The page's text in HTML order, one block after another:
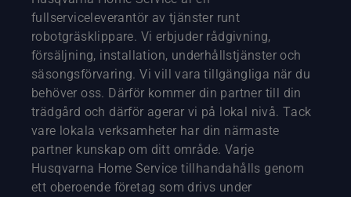
fullserviceleverantör av tjänster runt
robotgräsklippare. Vi erbjuder rådgivning,
försäljning, installation, underhållstjänster och
säsongsförvaring. Vi vill vara tillgängliga när du
behöver oss. Därför kommer din partner till din
trädgård och därför agerar vi på lokal nivå. Tack
vare lokala verksamheter har din närmaste
partner kunskap om ditt område. Varje
Husqvarna Home Service tillhandahålls genom
ett oberoende företag som drivs under